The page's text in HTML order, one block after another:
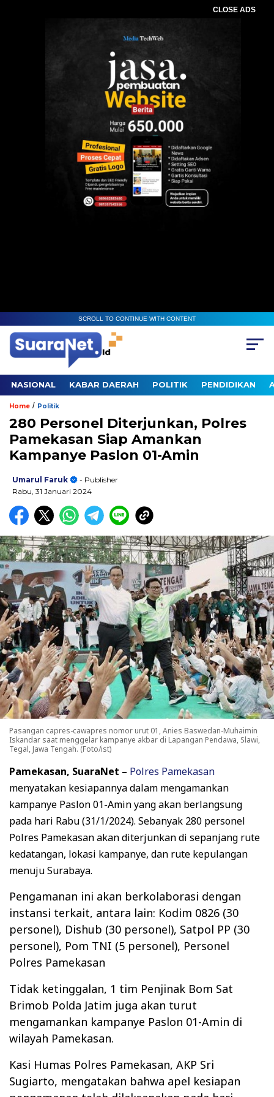
CLOSE ADS
SCROLL TO CONTINUE WITH CONTENT
NASIONAL KABAR DAERAH POLITIK PENDIDIKAN
Home / Politik
280 Personel Diterjunkan, Polres
Pamekasan Siap Amankan
Kampanye Paslon 01-Amin
Umarul Faruk
- Publisher
Rabu, 31 Januari 2024
Pasangan capres-cawapres nomor urut 01, Anies Baswedan-Muhaimin
Iskandar saat menggelar kampanye akbar di Lapangan Pendawa, Slawi,
Tegal, Jawa Tengah. (Foto/ist)
Pamekasan, SuaraNet – Polres Pamekasan
menyatakan kesiapannya dalam mengamankan
kampanye Paslon 01-Amin yang akan berlangsung
pada hari Rabu (31/1/2024). Sebanyak 280 personel
Polres Pamekasan akan diterjunkan di sepanjang rute
kedatangan, lokasi kampanye, dan rute kepulangan
menuju Surabaya.
Pengamanan ini akan berkolaborasi dengan
instansi terkait, antara lain: Kodim 0826 (30
personel), Dishub (30 personel), Satpol PP (30
personel), Pom TNI (5 personel), Personel
Polres Pamekasan
Tidak ketinggalan, 1 tim Penjinak Bom Sat
Brimob Polda Jatim juga akan turut
mengamankan kampanye Paslon 01-Amin di
wilayah Pamekasan.
Kasi Humas Polres Pamekasan, AKP Sri
Sugiarto, mengatakan bahwa apel kesiapan